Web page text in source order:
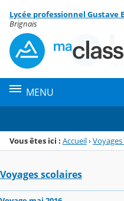
Menu de la rubrique
Contenu
Lycée professionnel Gustave
Brignais
MENU
Vous êtes ici : Accueil›
Voyages scolaires